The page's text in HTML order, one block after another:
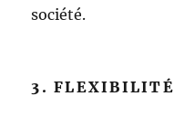
société.
3. FLEXIBILITÉ